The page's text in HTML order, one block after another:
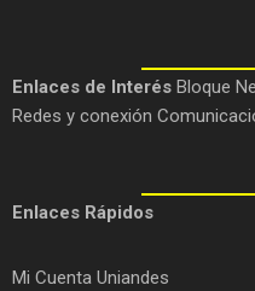
Enlaces de Interés Bloque
Redes y conexión
Enlaces Rápidos
Mi Cuenta Uniandes